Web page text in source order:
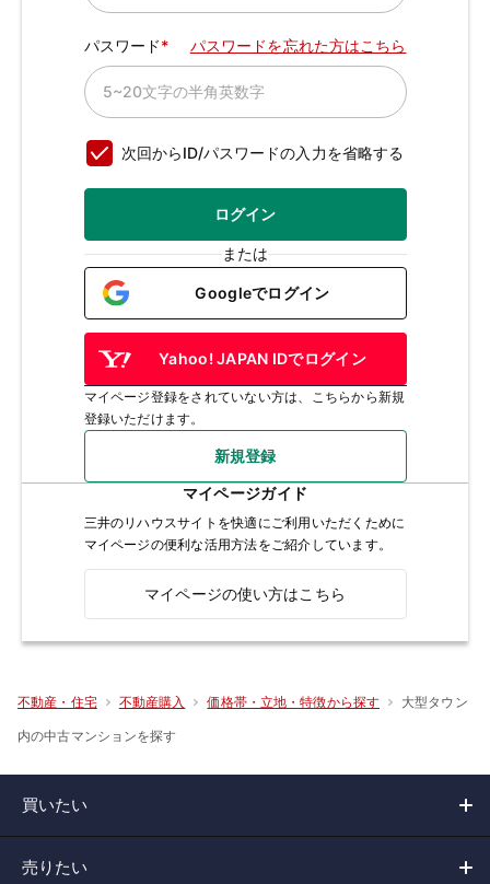
パスワード パスワードを忘れた方はこちら
次回からID/パスワードの入力を省略する
ログイン
または
Googleでログイン
Yahoo! JAPAN IDでログイン
マイページ登録をされていない方は、こちらから新規
登録いただけます。
新規登録
マイページガイド
三井のリハウスサイトを快適にご利用いただくために
マイページの便利な活用方法をご紹介しています。
マイページの使い方はこちら
不動産・住宅 不動産購入 価格帯・立地・特徴から探す 大型タウン
内の中古マンションを探す
買いたい
売りたい